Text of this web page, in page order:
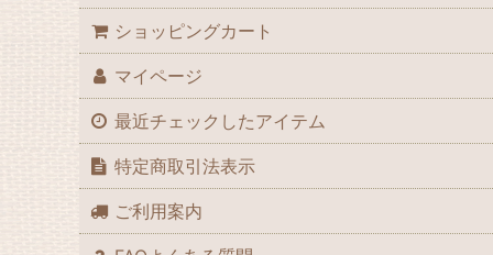
ショッピングカート
マイページ
最近チェックしたアイテム
特定商取引法表示
ご利用案内